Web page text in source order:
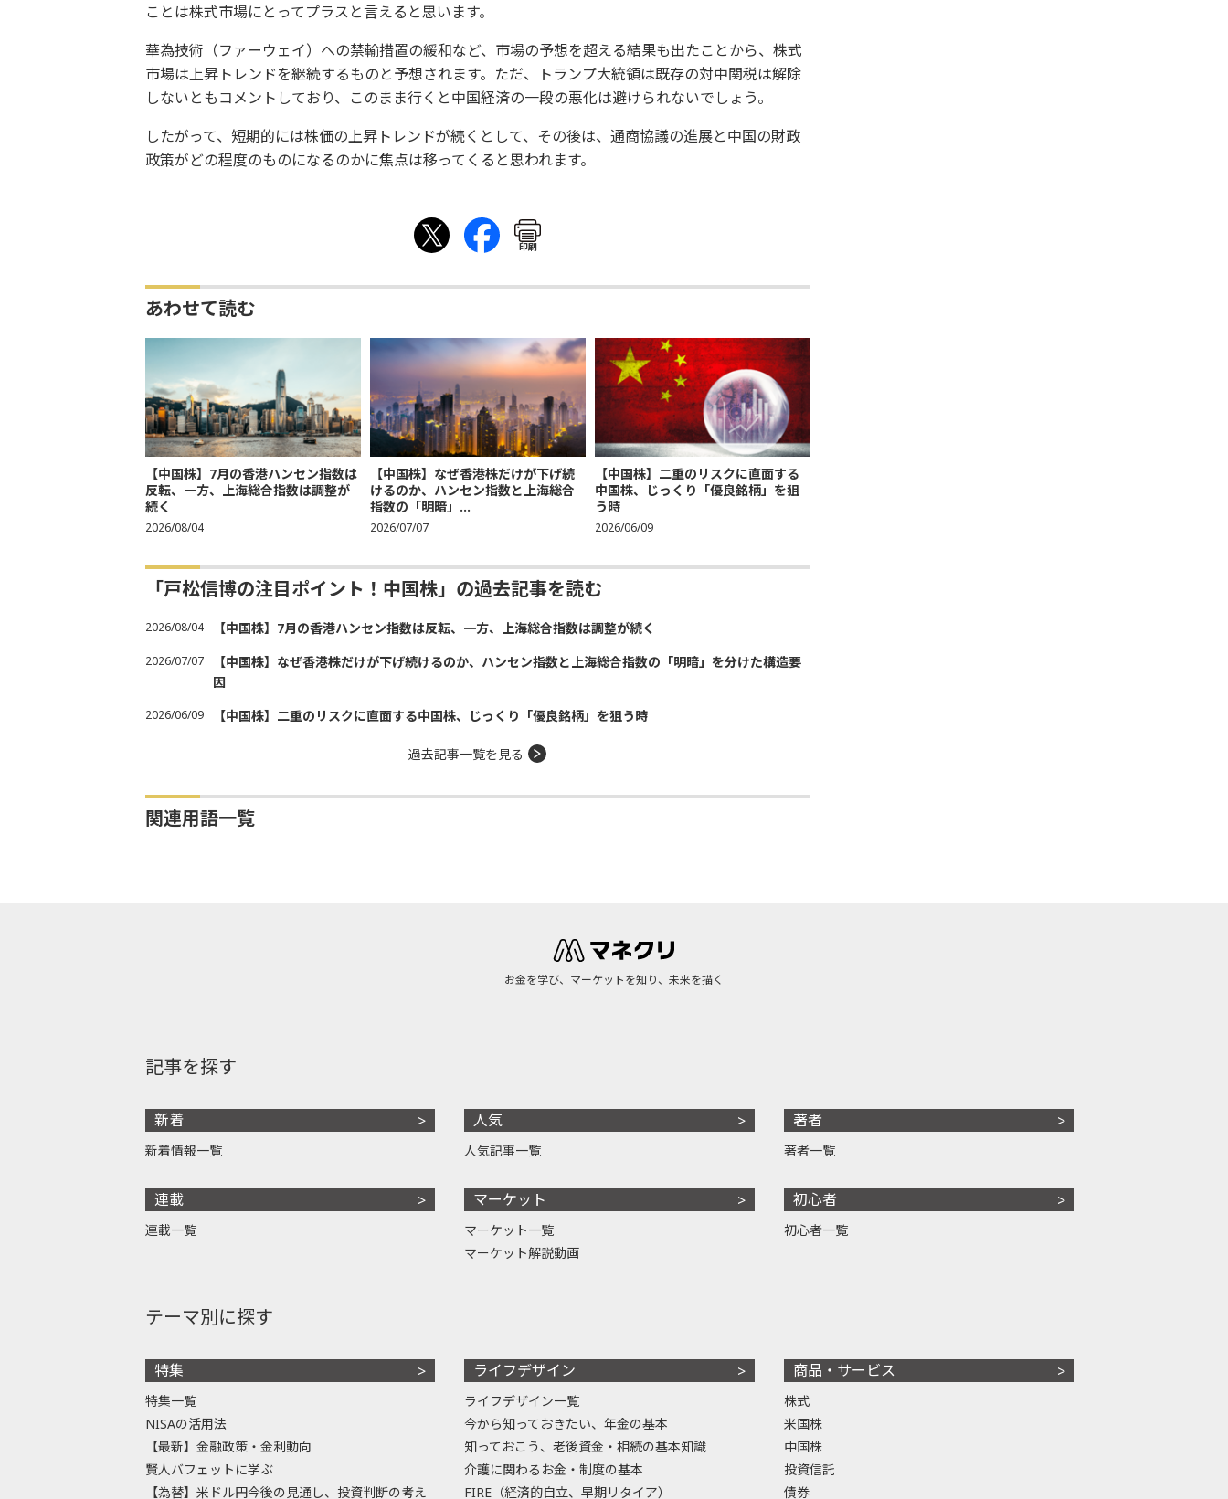
ことは株式市場にとってプラスと言えると思います。
華為技術（ファーウェイ）への禁輸措置の緩和など、市場の予想を超える結果も出たことから、株式
市場は上昇トレンドを継続するものと予想されます。ただ、トランプ大統領は既存の対中関税は解除
しないともコメントしており、このまま行くと中国経済の一段の悪化は避けられないでしょう。
したがって、短期的には株価の上昇トレンドが続くとして、その後は、通商協議の進展と中国の財政
政策がどの程度のものになるのかに焦点は移ってくると思われます。
印刷
あわせて読む
【中国株】7月の香港ハンセン指数は
反転、一方、上海総合指数は調整が
続く
2026/08/04
【中国株】なぜ香港株だけが下げ続
けるのか、ハンセン指数と上海総合
指数の「明暗」...
2026/07/07
【中国株】二重のリスクに直面する
中国株、じっくり「優良銘柄」を狙
う時
2026/06/09
「戸松信博の注目ポイント！中国株」の過去記事を読む
2026/08/04 【中国株】7月の香港ハンセン指数は反転、一方、上海総合指数は調整が続く
2026/07/07
【中国株】なぜ香港株だけが下げ続けるのか、ハンセン指数と上海総合指数の「明暗」を分けた構造要
因
2026/06/09 【中国株】二重のリスクに直面する中国株、じっくり「優良銘柄」を狙う時
過去記事一覧を見る
関連用語一覧
お金を学び、マーケットを知り、未来を描く
記事を探す
新着
新着情報一覧
連載
連載一覧
人気
人気記事一覧
マーケット
マーケット一覧
マーケット解説動画
著者
著者一覧
初心者
初心者一覧
テーマ別に探す
特集
特集一覧
NISAの活用法
【最新】金融政策・金利動向
賢人バフェットに学ぶ
【為替】米ドル円今後の見通し、投資判断の考え
ライフデザイン
ライフデザイン一覧
今から知っておきたい、年金の基本
知っておこう、老後資金・相続の基本知識
介護に関わるお金・制度の基本
FIRE（経済的自立、早期リタイア）
商品・サービス
株式
米国株
中国株
投資信託
債券